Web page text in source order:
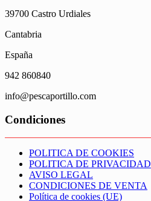
39700 Castro Urdiales
Cantabria
España
942 860840
info@pescaportillo.com
Condiciones
POLITICA DE COOKIES
POLITICA DE PRIVACIDAD
AVISO LEGAL
CONDICIONES DE VENTA
Política de cookies (UE)